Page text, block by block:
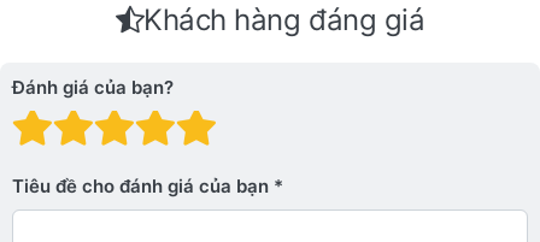
Khách hàng đáng giá
Đánh giá của bạn?
Đánh giá: 4 trên 5
Đánh giá: 3 trên 5 sao.
Đánh giá: 2 trên 5 sao.
Đánh giá: 1 trên 5 sao. Xấu
Tiêu đề cho đánh giá của bạn